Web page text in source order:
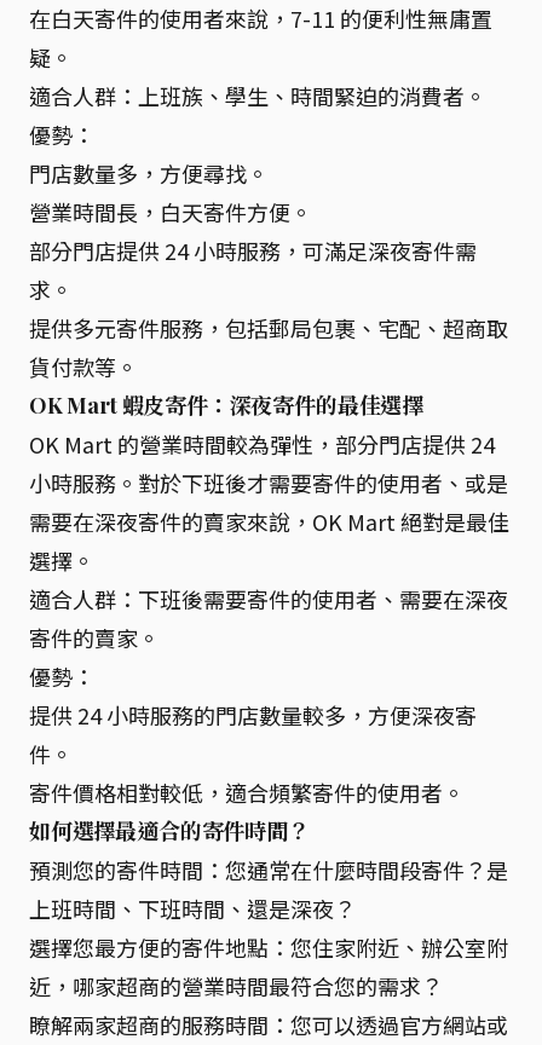
在白天寄件的使用者來說，7-11 的便利性無庸置
疑。
適合人群：上班族、學生、時間緊迫的消費者。
優勢：
門店數量多，方便尋找。
營業時間長，白天寄件方便。
部分門店提供 24 小時服務，可滿足深夜寄件需
求。
提供多元寄件服務，包括郵局包裹、宅配、超商取
貨付款等。
OK Mart 蝦皮寄件：深夜寄件的最佳選擇
OK Mart 的營業時間較為彈性，部分門店提供 24
小時服務。對於下班後才需要寄件的使用者、或是
需要在深夜寄件的賣家來說，OK Mart 絕對是最佳
選擇。
適合人群：下班後需要寄件的使用者、需要在深夜
寄件的賣家。
優勢：
提供 24 小時服務的門店數量較多，方便深夜寄
件。
寄件價格相對較低，適合頻繁寄件的使用者。
如何選擇最適合的寄件時間？
預測您的寄件時間：您通常在什麼時間段寄件？是
上班時間、下班時間、還是深夜？
選擇您最方便的寄件地點：您住家附近、辦公室附
近，哪家超商的營業時間最符合您的需求？
瞭解兩家超商的服務時間：您可以透過官方網站或